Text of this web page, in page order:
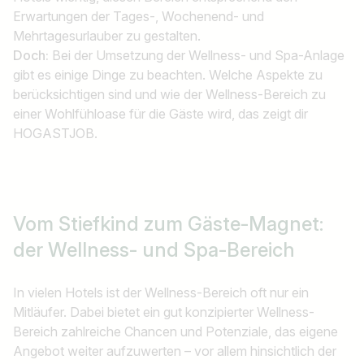
Erwartungen der Tages-, Wochenend- und
Mehrtagesurlauber zu gestalten.
Doch: Bei der Umsetzung der Wellness- und Spa-Anlage
gibt es einige Dinge zu beachten. Welche Aspekte zu
berücksichtigen sind und wie der Wellness-Bereich zu
einer Wohlfühloase für die Gäste wird, das zeigt dir
HOGASTJOB.
Vom Stiefkind zum Gäste-Magnet:
der Wellness- und Spa-Bereich
In vielen Hotels ist der Wellness-Bereich oft nur ein
Mitläufer. Dabei bietet ein gut konzipierter Wellness-
Bereich zahlreiche Chancen und Potenziale, das eigene
Angebot weiter aufzuwerten – vor allem hinsichtlich der